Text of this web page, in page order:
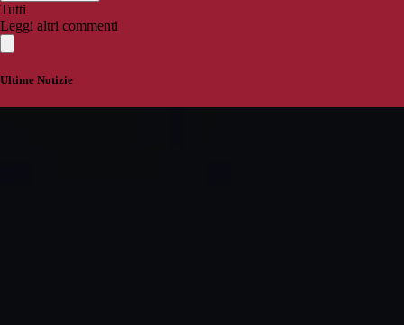
Tutti
Leggi altri commenti
Ultime Notizie